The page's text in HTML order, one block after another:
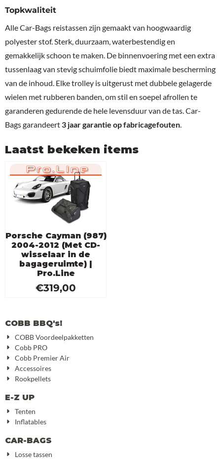
Topkwaliteit
Alle Car-Bags reistassen zijn gemaakt van hoogwaardig
polyester stof. Sterk, duurzaam, waterbestendig en
gemakkelijk schoon te maken. De binnenvoering met een extra
tussenlaag van stevig schuimfolie biedt maximale bescherming
van de inhoud. Elke trolley is uitgerust met dubbele gelagerde
wielen met rubberen banden, om stil en soepel afrollen te
garanderen gedurende de hele levensduur van de tas. Car-
Bags garandeert 3 jaar garantie op fabricagefouten.
Laatst bekeken items
Porsche Cayman (987)
2004-2012 (Met CD-
wisselaar in de
bagageruimte) |
Pro.Line
€319,00
COBB BBQ's!
COBB Voordeelpakketten
Cobb PRO
Cobb Premier Air
Accessoires
Rookpellets
E-Z UP
Tenten
Inflatables
CAR-BAGS
Losse tassen